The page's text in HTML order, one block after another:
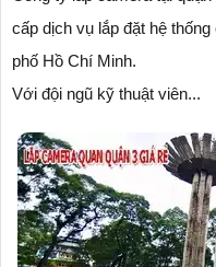
cấp dịch vụ lắp đặt hệ
phố Hồ Chí Minh.
Với đội ngũ kỹ thuật viên...